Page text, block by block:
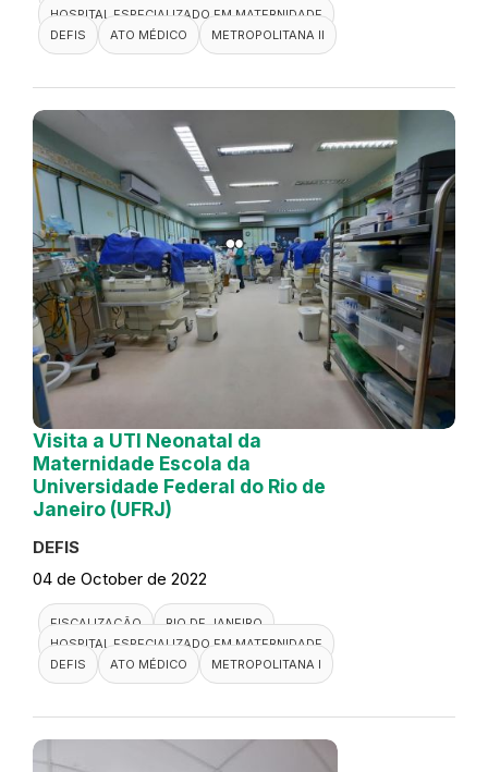
HOSPITAL ESPECIALIZADO EM MATERNIDADE
DEFIS
ATO MÉDICO METROPOLITANA II
Visita a UTI Neonatal da
Maternidade Escola da
Universidade Federal do Rio de
Janeiro (UFRJ)
DEFIS
04 de October de 2022
FISCALIZAÇÃO
RIO DE JANEIRO
HOSPITAL ESPECIALIZADO EM MATERNIDADE
DEFIS
ATO MÉDICO METROPOLITANA I